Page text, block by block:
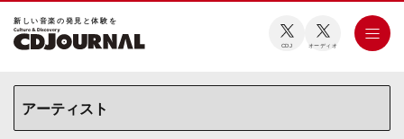
新しい⾳楽の発⾒と体験を
CDJ オーディオ